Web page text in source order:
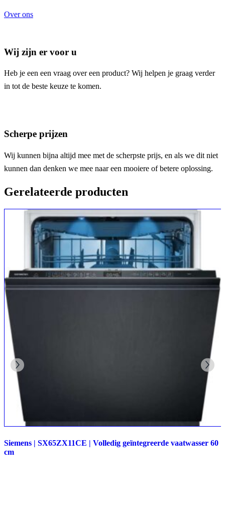
Over ons
Wij zijn er voor u
Heb je een een vraag over een product? Wij helpen je graag verder
in tot de beste keuze te komen.
Scherpe prijzen
Wij kunnen bijna altijd mee met de scherpste prijs, en als we dit niet
kunnen dan denken we mee naar een mooiere of betere oplossing.
Gerelateerde producten
Siemens | SX65ZX11CE | Volledig geïntegreerde vaatwasser 60
cm